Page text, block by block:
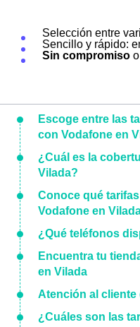
Selección entre
Sencillo y rápido:
Sin compromiso
Escoge entre las
con Vodafone en
¿Cuál es la
Vilada?
Conoce qué
Vodafone en
¿Qué teléfonos
Encuentra tu
en Vilada
Atención al cliente
¿Cuáles son las